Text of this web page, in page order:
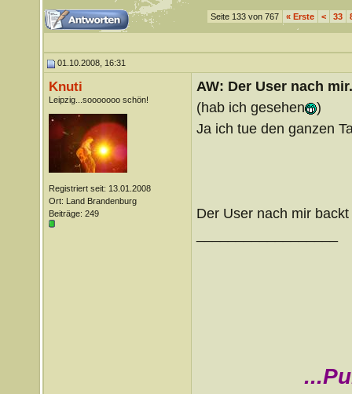
Seite 133 von 767 «Erste < 33
01.10.2008, 16:31
Knuti
Leipzig...sooooooo schön!
Registriert seit: 13.01.2008
Ort: Land Brandenburg
Beiträge: 249
AW: Der User nach
(hab ich gesehen
)
Ja ich tue den ganzen
Der User nach mir